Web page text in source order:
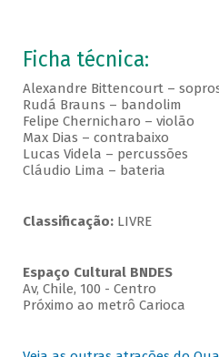
Ficha técnica:
Alexandre Bittencourt –
Rudá Brauns – bandolim
Felipe Chernicharo – violão
Max Dias – contrabaixo
Lucas Videla – percussões
Cláudio Lima – bateria
Classificação:LIVRE
Espaço Cultural BNDES
Av, Chile, 100 - Centro
Próximo ao metrô Carioca